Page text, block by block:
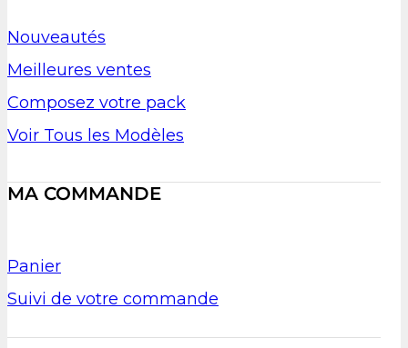
Nouveautés
Meilleures ventes
Composez votre pack
Voir Tous les Modèles
MA COMMANDE
Panier
Suivi de votre commande